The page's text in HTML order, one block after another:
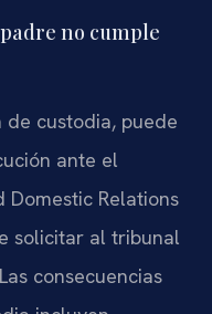
no cumple
custodia, puede
ante el
Relations
solicitar al tribunal
consecuencias